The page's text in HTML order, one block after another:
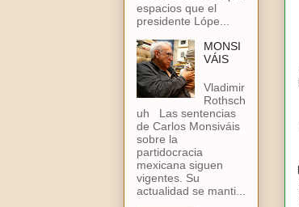
espacios que el
presidente Lópe...
MONSI
VÁIS
Vladimir
Rothsch
uh Las sentencias
de Carlos Monsiváis
sobre la
partidocracia
mexicana siguen
vigentes. Su
actualidad se manti...